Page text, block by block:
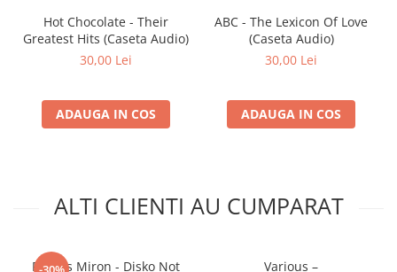
Hot Chocolate - Their
Greatest Hits (Caseta Audio)
30,00 Lei
ADAUGA IN COS
ABC - The Lexicon Of Love
(Caseta Audio)
30,00 Lei
ADAUGA IN COS
ALTI CLIENTI AU CUMPARAT
Remus Miron - Disko Not
Various –